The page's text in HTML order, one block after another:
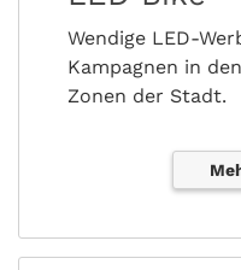
Wendige LED-
Kampagnen in
Zonen der Stadt.